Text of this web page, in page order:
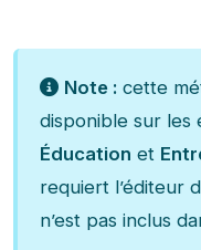
Note : cette
disponible sur les
Éducation et
requiert l’éditeur
n’est pas inclus